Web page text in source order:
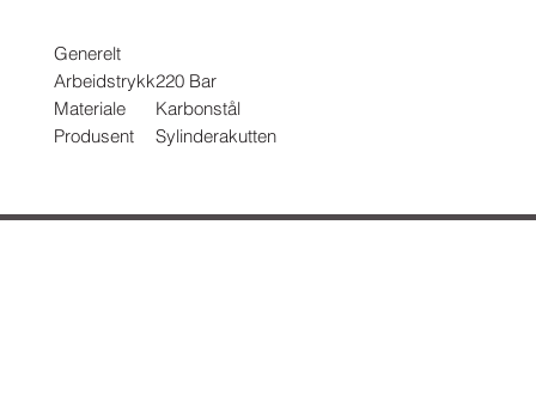
Generelt
Arbeidstrykk220 Bar
Materiale
Karbonstål
Produsent
Sylinderakutten